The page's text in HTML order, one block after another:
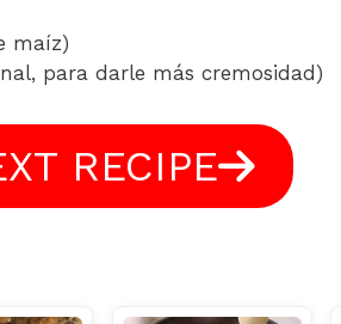
maíz)
para darle más cremosidad)
RECIPE